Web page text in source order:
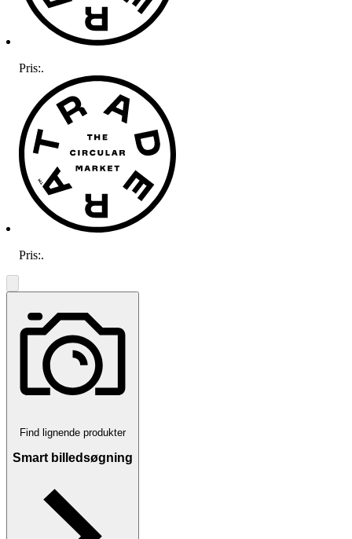
Pris:.
Pris:.
Find lignende produkter
Smart billedsøgning